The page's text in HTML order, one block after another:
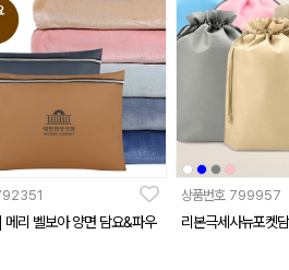
메리 벨보아 양면 담요&파우
상품번호 799957
리본극세사뉴포켓